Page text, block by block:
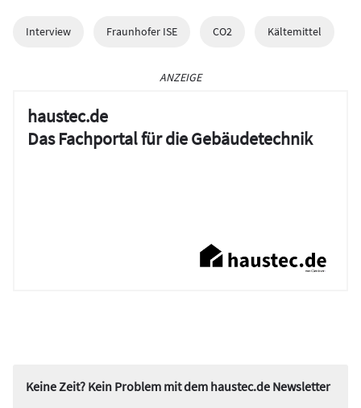
Interview Fraunhofer ISE CO2 Kältemittel
ANZEIGE
haustec.de
Das Fachportal für die Gebäudetechnik
Keine Zeit? Kein Problem mit dem haustec.de Newsletter